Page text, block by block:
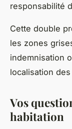
responsabilité
Cette double
les zones
indemnisation
localisation
Vos
habitation